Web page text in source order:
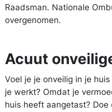
Raadsman. Nationale
overgenomen.
Acuut
Voel je je onveilig in je
je werkt? Omdat je
huis heeft aangetast?